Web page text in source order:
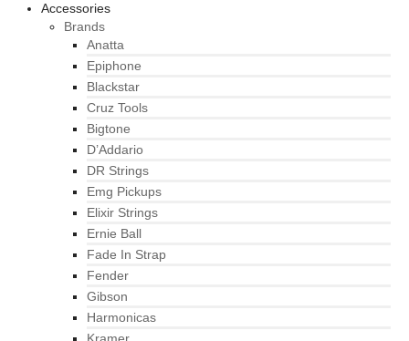
Accessories
Brands
Anatta
Epiphone
Blackstar
Cruz Tools
Bigtone
D’Addario
DR Strings
Emg Pickups
Elixir Strings
Ernie Ball
Fade In Strap
Fender
Gibson
Harmonicas